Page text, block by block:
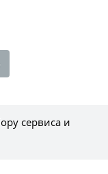
сервиса и